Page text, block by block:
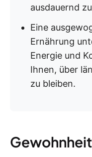
ausdauernd
Eine
Ernährung
Energie und
Ihnen, über
zu bleiben.